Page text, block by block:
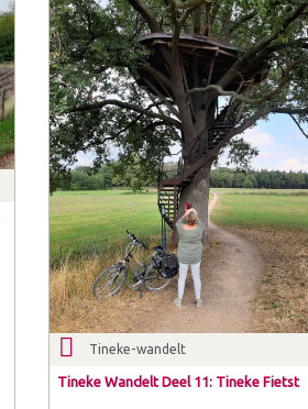
Tineke-wandelt
Tineke Wandelt Deel 11: Tineke Fietst